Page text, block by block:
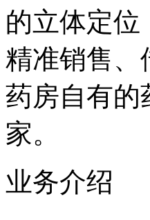
的立体定
精准销售、
药房自有的
家。
业务介绍